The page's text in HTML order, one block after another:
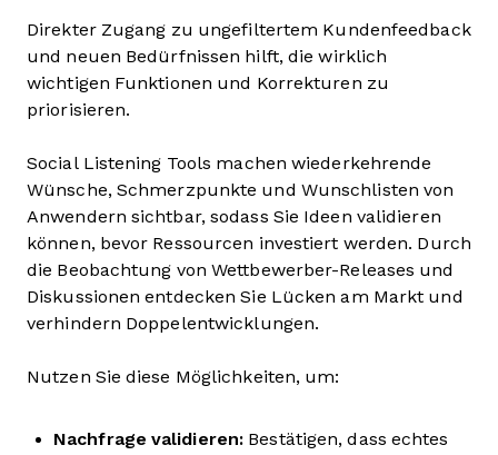
Direkter Zugang zu ungefiltertem Kundenfeedback
und neuen Bedürfnissen hilft, die wirklich
wichtigen Funktionen und Korrekturen zu
priorisieren.
Social Listening Tools machen wiederkehrende
Wünsche, Schmerzpunkte und Wunschlisten von
Anwendern sichtbar, sodass Sie Ideen validieren
können, bevor Ressourcen investiert werden. Durch
die Beobachtung von Wettbewerber-Releases und
Diskussionen entdecken Sie Lücken am Markt und
verhindern Doppelentwicklungen.
Nutzen Sie diese Möglichkeiten, um:
Nachfrage validieren: Bestätigen, dass echtes